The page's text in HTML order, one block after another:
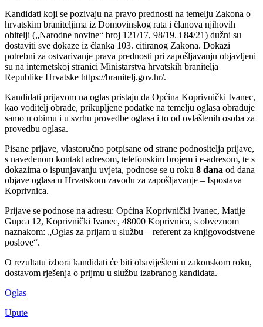
Kandidati koji se pozivaju na pravo prednosti na temelju Zakona o
hrvatskim braniteljima iz Domovinskog rata i članova njihovih
obitelji („Narodne novine“ broj 121/17, 98/19. i 84/21) dužni su
dostaviti sve dokaze iz članka 103. citiranog Zakona. Dokazi
potrebni za ostvarivanje prava prednosti pri zapošljavanju objavljeni
su na internetskoj stranici Ministarstva hrvatskih branitelja
Republike Hrvatske https://branitelj.gov.hr/.
Kandidati prijavom na oglas pristaju da Općina Koprivnički Ivanec,
kao voditelj obrade, prikupljene podatke na temelju oglasa obrađuje
samo u obimu i u svrhu provedbe oglasa i to od ovlaštenih osoba za
provedbu oglasa.
Pisane prijave, vlastoručno potpisane od strane podnositelja prijave,
s navedenom kontakt adresom, telefonskim brojem i e-adresom, te s
dokazima o ispunjavanju uvjeta, podnose se u roku 8 dana od dana
objave oglasa u Hrvatskom zavodu za zapošljavanje – Ispostava
Koprivnica.
Prijave se podnose na adresu: Općina Koprivnički Ivanec, Matije
Gupca 12, Koprivnički Ivanec, 48000 Koprivnica, s obveznom
naznakom: „Oglas za prijam u službu – referent za knjigovodstvene
poslove“.
O rezultatu izbora kandidati će biti obaviješteni u zakonskom roku,
dostavom rješenja o prijmu u službu izabranog kandidata.
Oglas
Upute